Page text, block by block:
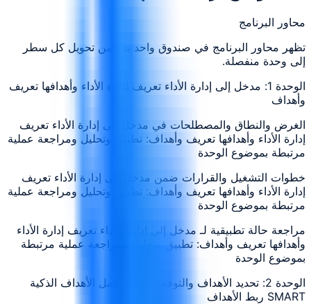
محاور البرنامج
تظهر محاور البرنامج في صندوق واحد بدلاً من تحويل كل سطر
إلى وحدة منفصلة.
الوحدة 1: مدخل إلى إدارة الأداء تعريف إدارة الأداء وأهدافها تعريف
وأهداف
الغرض والنطاق والمصطلحات في مدخل إلى إدارة الأداء تعريف
إدارة الأداء وأهدافها تعريف وأهداف: تطبيق وتحليل ومراجعة عملية
مرتبطة بموضوع الوحدة
خطوات التشغيل والقرارات ضمن مدخل إلى إدارة الأداء تعريف
إدارة الأداء وأهدافها تعريف وأهداف: تطبيق وتحليل ومراجعة عملية
مرتبطة بموضوع الوحدة
مراجعة حالة تطبيقية لـ مدخل إلى إدارة الأداء تعريف إدارة الأداء
وأهدافها تعريف وأهداف: تطبيق وتحليل ومراجعة عملية مرتبطة
بموضوع الوحدة
الوحدة 2: تحديد الأهداف والتوقعات إطار عمل الأهداف الذكية
SMART ربط الأهداف